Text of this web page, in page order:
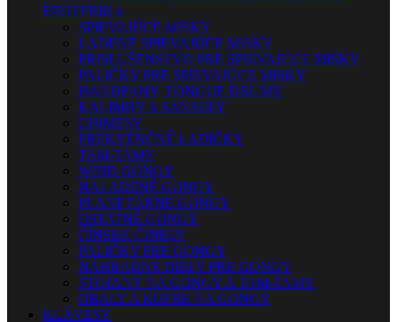
EZOTERIKA
SPIEVAJÚCE MISKY
LADENÉ SPIEVAJÚCE MISKY
PRISLUŠENSTVO PRE SPIEVAJÚCE MISKY
PALIČKY PRE SPIEVAJÚCE MISKY
HANDPANY, TONGUE DRUMY
KALIMBY A SANSULY
CHIMESY
FREKVENČNÉ LADIČKY
TAM-TAMY
WIND GONGY
NALADENÉ GONGY
PLANETÁRNE GONGY
OSTATNÉ GONGY
ČÍNSKE ČINELY
PALIČKY PRE GONGY
NÁHRADNÉ DIELY PRE GONGY
STOJANY NA GONGY A TAM-TAMY
OBALY A KUFRE NA GONGY
KLÁVESY